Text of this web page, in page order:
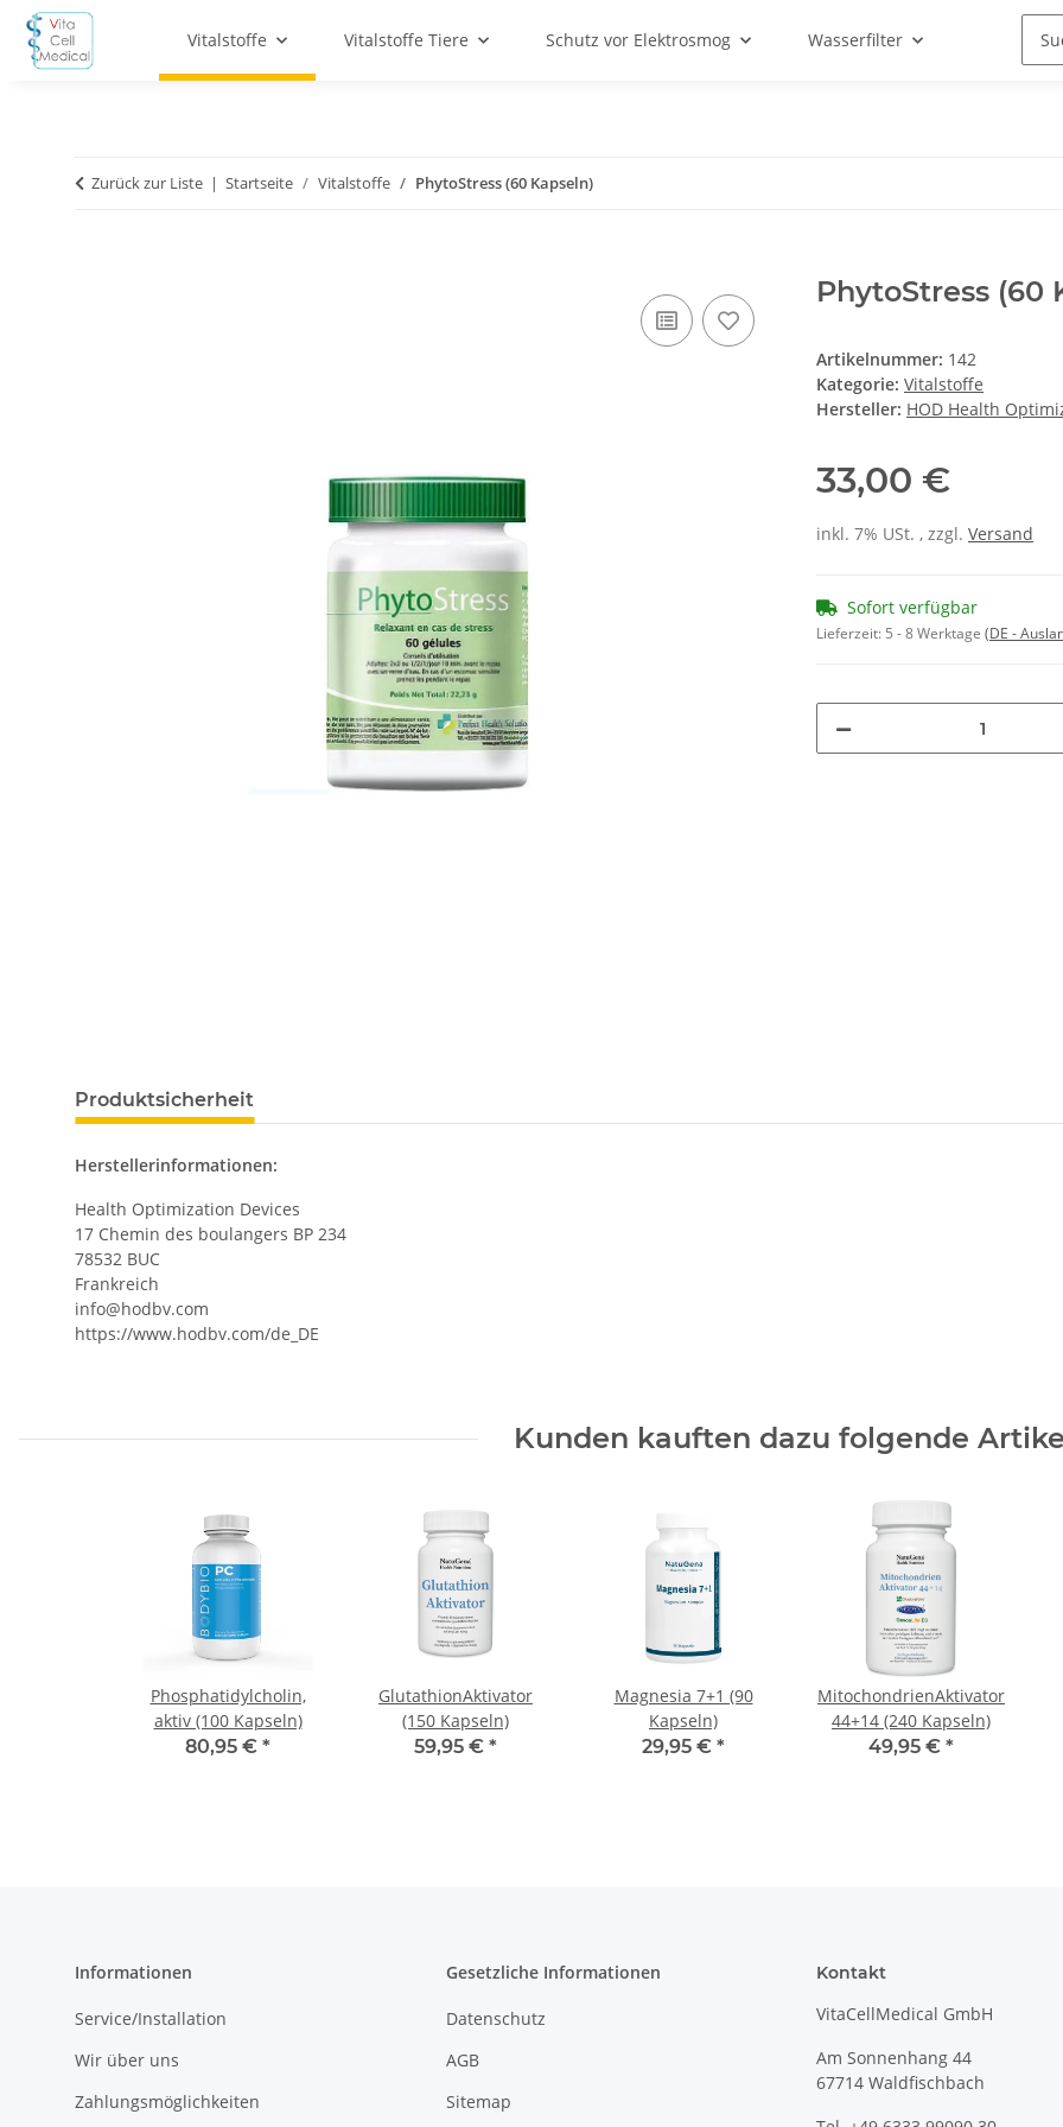
Vitalstoffe Vitalstoffe Tiere Schutz vor Elektrosmog Wasserfilter
Zurück zur Liste Startseite Vitalstoffe PhytoStress (60 Kapseln)
PhytoStress (60
Artikelnummer: 142
Kategorie: Vitalstoffe
Hersteller: HOD Health
33,00 €
inkl. 7% USt. , zzgl. Versand
Sofort verfügbar
Lieferzeit: 5 - 8 Werktage (DE -
Produktsicherheit
Herstellerinformationen:
Health Optimization Devices
17 Chemin des boulangers BP 234
78532 BUC
Frankreich
info@hodbv.com
https://www.hodbv.com/de_DE
Kunden kauften dazu folgende
Phosphatidylcholin,
aktiv (100 Kapseln)
80,95 € *
Glutathion­Aktivator
(150 Kapseln)
59,95 € *
Magnesia 7+1 (90
Kapseln)
29,95 € *
Mitochondrien­Aktivator
44+14 (240 Kapseln)
49,95 € *
Informationen
Service/Installation
Wir über uns
Zahlungsmöglichkeiten
Gesetzliche Informationen
Datenschutz
AGB
Sitemap
Kontakt
VitaCellMedical GmbH
Am Sonnenhang 44
67714 Waldfischbach